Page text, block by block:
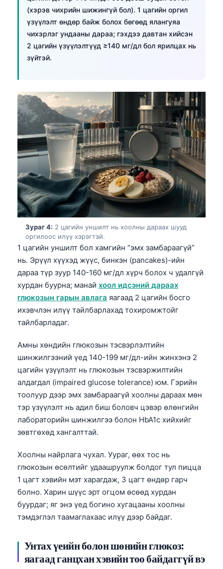
(хэрэв чихрийн шижингүй бол). 1 цагийн оргил
үзүүлэлт өндөр байж болох бөгөөд ялангуяа
чихэрлэг ундааны дараа; гэхдээ давтан хийсэн
2 цагийн үзүүлэлтүүд ≥140 мг/дл бол ярилцах нь
зүйтэй.
Зураг 4: 2 цагийн уншилт нь хоолны дараах шууд
оргилоос илүү хэрэгтэй.
1 цагийн уншилт бол хамгийн “эмх замбараагүй”
нь. Эрүүл хүүхэд жүүс, бинкэн (pancakes)-ийн
дараа түр зуур 140-160 мг/дл хүрч болох ч удалгүй
хурдан буурна; манай хоол идсэний дараах
глюкозын гарын авлага яагаад 2 цагийн босго
ихэвчлэн илүү тайлбарлахад тохиромжтойг
тайлбарладаг.
Амны хөндийн глюкозын тэсвэрлэлтийн
шинжилгээний үед 140-199 мг/дл-ийн жинхэнэ 2
цагийн үзүүлэлт нь глюкозын тэсвэржилтийн
алдагдал (impaired glucose tolerance) юм. Гэрийн
тоолуур дээр эмх замбараагүй хоолны дараах мөн
тэр үзүүлэлт нь адил биш боловч цэвэр өлөнгийн
лабораторийн шинжилгээ болон HbA1c хийхийг
зөвтгөхөд хангалттай.
Хоолны найрлага чухал. Уураг, өөх тос нь
глюкозын өсөлтийг удаашруулж болдог тул пицца
1 цагт хэвийн мэт харагдаж, 3 цагт өндөр гарч
болно. Харин шүүс эрт огцом өсөөд хурдан
буурдаг; яг энэ үед богино хугацааны хоолны
тэмдэглэл таамаглахаас илүү дээр байдаг.
Унтах үеийн болон шөнийн глюкоз:
яагаад ганцхан хэвийн тоо байдаггүй вэ